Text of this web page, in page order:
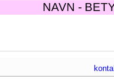
NAVN -